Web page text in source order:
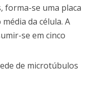
forma-se uma placa
da célula. A
se em cinco
de microtúbulos